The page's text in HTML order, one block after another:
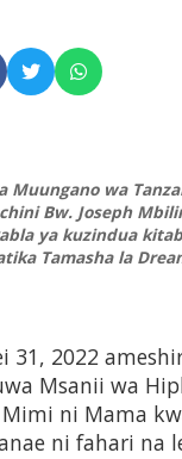
Muungano wa
Bw. Joseph
ya kuzindua
Tamasha la
31, 2022
Msanii wa
ni Mama
ni fahari na